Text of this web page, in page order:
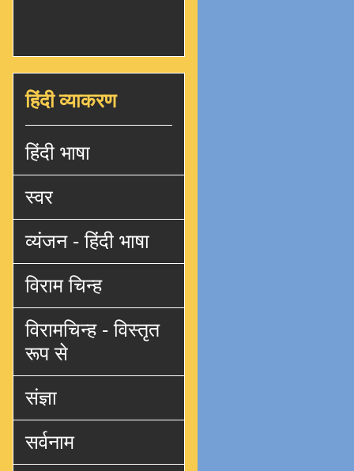
हिंदी व्याकरण
हिंदी भाषा
स्वर
व्यंजन - हिंदी भाषा
विराम चिन्ह
विरामचिन्ह - विस्तृत
रूप से
संज्ञा
सर्वनाम